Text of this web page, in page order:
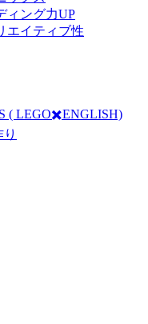
ィング力UP
エイティブ性
( LEGO✖️ENGLISH)